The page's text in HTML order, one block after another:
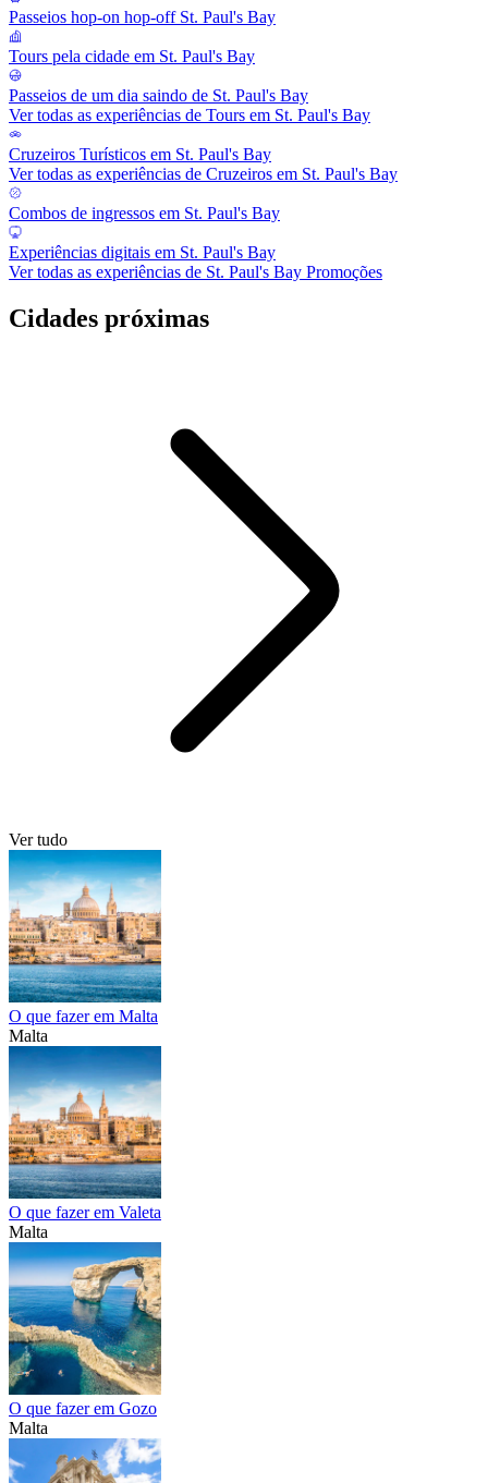
Passeios hop-on hop-off St. Paul's Bay
Tours pela cidade em St. Paul's Bay
Passeios de um dia saindo de St. Paul's Bay
Ver todas as experiências de Tours em St. Paul's Bay
Cruzeiros Turísticos em St. Paul's Bay
Ver todas as experiências de Cruzeiros em St. Paul's Bay
Combos de ingressos em St. Paul's Bay
Experiências digitais em St. Paul's Bay
Ver todas as experiências de St. Paul's Bay Promoções
Cidades próximas
Ver tudo
O que fazer em Malta
Malta
O que fazer em Valeta
Malta
O que fazer em Gozo
Malta